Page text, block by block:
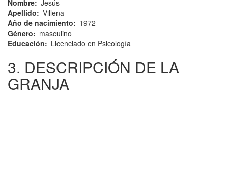
Nombre Jesús
Apellido
Villena
Año de nacimiento
1972
Género
masculino
Educación
Licenciado en Psicología
3. DESCRIPCIÓN DE LA
GRANJA